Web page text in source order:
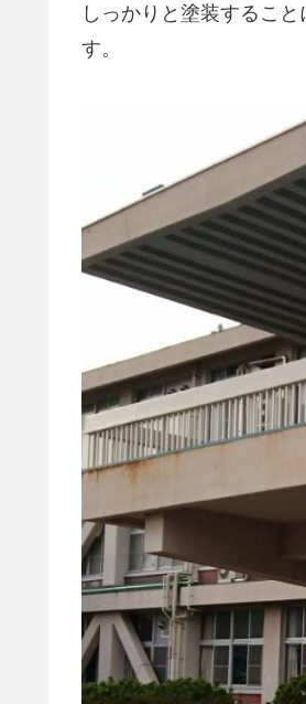
しっかりと塗装するこ
す。